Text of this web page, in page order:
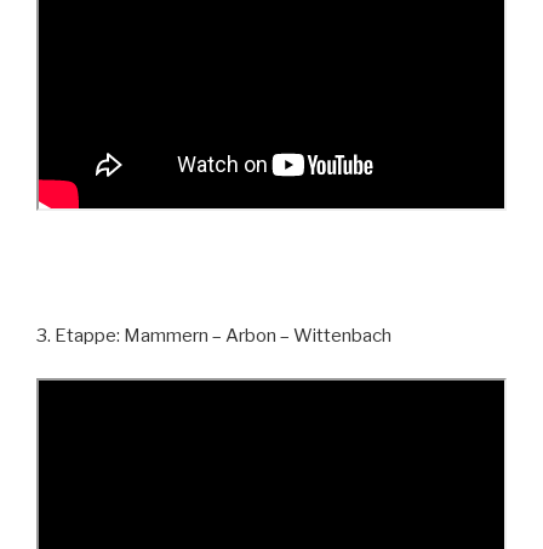
3. Etappe: Mammern – Arbon – Wittenbach